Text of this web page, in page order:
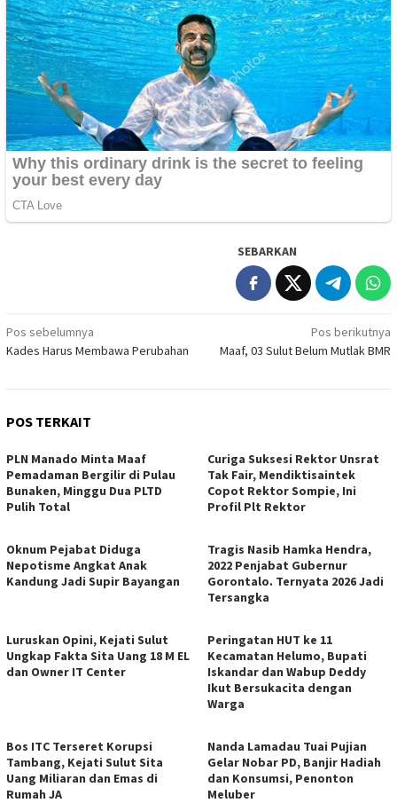
SEBARKAN
Navigasi
pos
Pos sebelumnya
Kades Harus Membawa Perubahan
Pos berikutnya
Maaf, 03 Sulut Belum Mutlak BMR
POS TERKAIT
PLN Manado Minta Maaf
Pemadaman Bergilir di Pulau
Bunaken, Minggu Dua PLTD
Pulih Total
Curiga Suksesi Rektor Unsrat
Tak Fair, Mendiktisaintek
Copot Rektor Sompie, Ini
Profil Plt Rektor
Oknum Pejabat Diduga
Nepotisme Angkat Anak
Kandung Jadi Supir Bayangan
Tragis Nasib Hamka Hendra,
2022 Penjabat Gubernur
Gorontalo. Ternyata 2026 Jadi
Tersangka
Luruskan Opini, Kejati Sulut
Ungkap Fakta Sita Uang 18 M EL
dan Owner IT Center
Peringatan HUT ke 11
Kecamatan Helumo, Bupati
Iskandar dan Wabup Deddy
Ikut Bersukacita dengan
Warga
Bos ITC Terseret Korupsi
Tambang, Kejati Sulut Sita
Uang Miliaran dan Emas di
Rumah JA
Nanda Lamadau Tuai Pujian
Gelar Nobar PD, Banjir Hadiah
dan Konsumsi, Penonton
Meluber